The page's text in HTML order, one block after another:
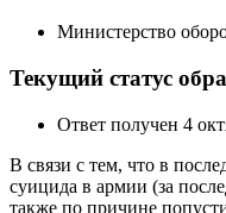
Министерство
Текущий статус
Ответ получен 4
В связи с тем, что в
суицида в армии (за
также по причине